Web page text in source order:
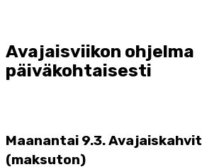
Avajaisviikon ohjelma
päiväkohtaisesti
Maanantai 9.3. Avajaiskahvit
(maksuton)